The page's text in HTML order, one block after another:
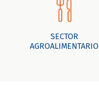
SECTOR
AGROALIMENTARIO